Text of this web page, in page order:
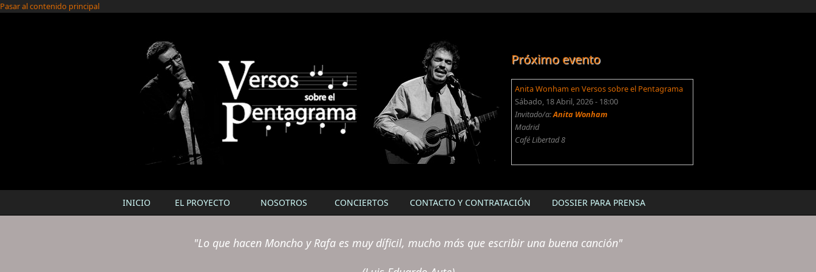
Pasar al contenido principal
Próximo evento
Anita Wonham en Versos sobre el Pentagrama
Sábado, 18 Abril, 2026 - 18:00
Invitado/a:Anita Wonham
Madrid
Café Libertad 8
INICIO EL PROYECTO NOSOTROS CONCIERTOS CONTACTO Y CONTRATACIÓN DOSSIER PARA PRENSA
"Lo que hacen Moncho y Rafa es muy díficil, mucho más que escribir una buena canción"